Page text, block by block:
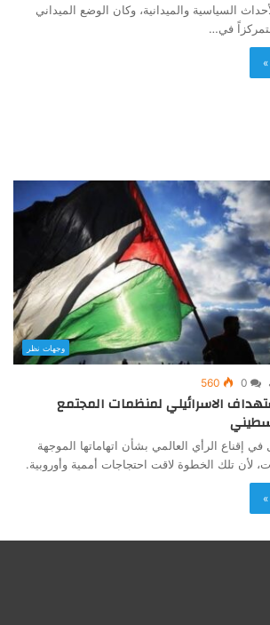
السياسية والميدانية، وكان الوضع الميداني
في…
وجهات نظر
0
560
الاسرائيلي لمنظمات المجتمع
إقناع الرأي العالمي بشأن اتهاماتها الموجهة
لأن تلك الخطوة لاقت احتجاجات أممية وأوروبية.